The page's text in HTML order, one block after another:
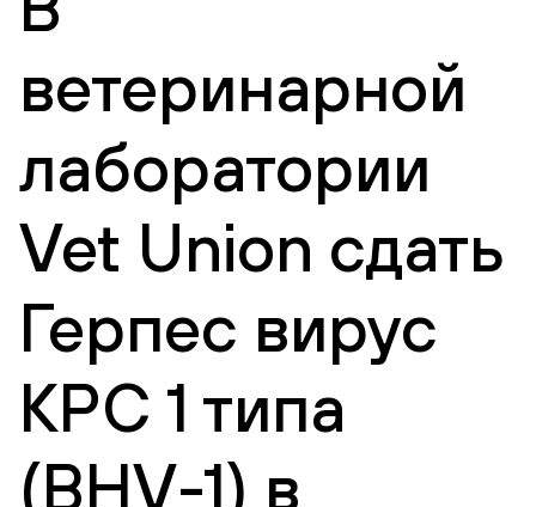
ветеринарной
лаборатории
Vet Union сдать
Герпес вирус
КРС 1 типа
(BHV-1) в